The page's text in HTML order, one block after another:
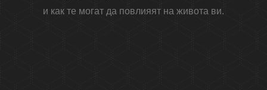
и как те могат да повлияят на живота ви.